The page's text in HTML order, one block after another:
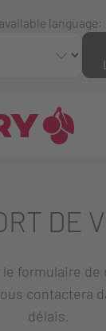
language:
DE
formulaire de
contactera
délais.